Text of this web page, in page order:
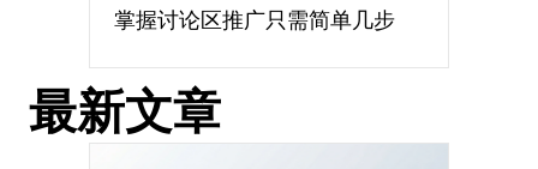
掌握讨论区推广只需简单几步
最新文章